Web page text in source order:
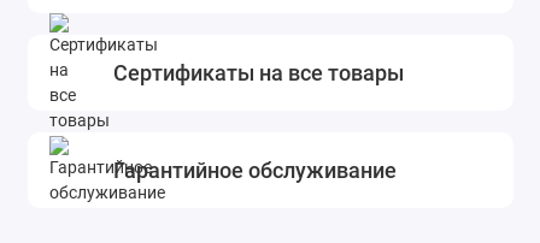
Сертификаты на все товары
Гарантийное обслуживание